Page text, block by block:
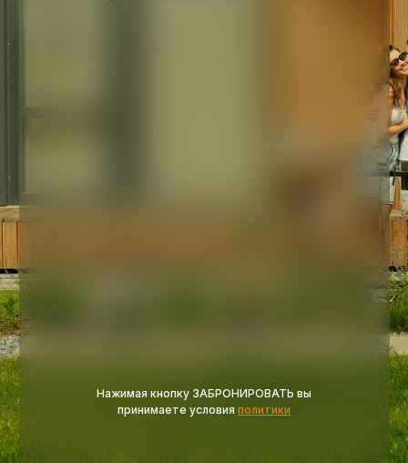
Нажимая кнопку ЗАБРОНИРОВАТЬ вы
принимаете условия политики